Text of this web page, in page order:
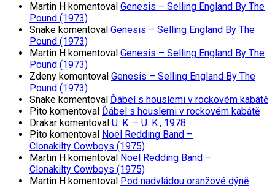
Martin H komentoval Genesis – Selling England By The
Pound (1973)
Snake komentoval Genesis – Selling England By The
Pound (1973)
Martin H komentoval Genesis – Selling England By The
Pound (1973)
Zdeny komentoval Genesis – Selling England By The
Pound (1973)
Snake komentoval Ďábel s houslemi v rockovém kabátě
Pito komentoval Ďábel s houslemi v rockovém kabátě
Drakar komentoval U. K. – U. K., 1978
Pito komentoval Noel Redding Band –
Clonakilty Cowboys (1975)
Martin H komentoval Noel Redding Band –
Clonakilty Cowboys (1975)
Martin H komentoval Pod nadvládou oranžové dýně